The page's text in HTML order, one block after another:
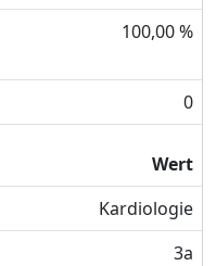
100,00 %
0
Wert
Kardiologie
3a